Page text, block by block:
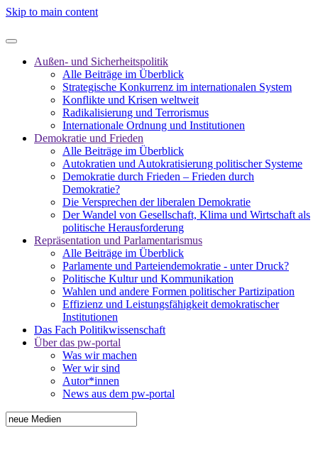
Skip to main content
Außen- und Sicherheitspolitik
Alle Beiträge im Überblick
Strategische Konkurrenz im internationalen System
Konflikte und Krisen weltweit
Radikalisierung und Terrorismus
Internationale Ordnung und Institutionen
Demokratie und Frieden
Alle Beiträge im Überblick
Autokratien und Autokratisierung politischer Systeme
Demokratie durch Frieden – Frieden durch
Demokratie?
Die Versprechen der liberalen Demokratie
Der Wandel von Gesellschaft, Klima und Wirtschaft als
politische Herausforderung
Repräsentation und Parlamentarismus
Alle Beiträge im Überblick
Parlamente und Parteiendemokratie - unter Druck?
Politische Kultur und Kommunikation
Wahlen und andere Formen politischer Partizipation
Effizienz und Leistungsfähigkeit demokratischer
Institutionen
Das Fach Politikwissenschaft
Über das pw-portal
Was wir machen
Wer wir sind
Autor*innen
News aus dem pw-portal